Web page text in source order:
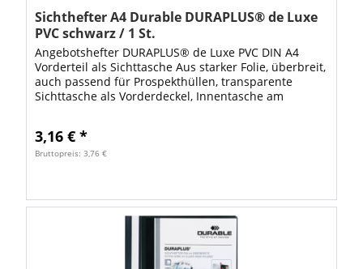
Sichthefter A4 Durable DURAPLUS® de Luxe
PVC schwarz / 1 St.
Angebotshefter DURAPLUS® de Luxe PVC DIN A4
Vorderteil als Sichttasche Aus starker Folie, überbreit,
auch passend für Prospekthüllen, transparente
Sichttasche als Vorderdeckel, Innentasche am
3,16 € *
Bruttopreis: 3,76 €